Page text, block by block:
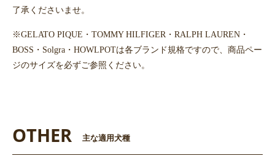
了承くださいませ。
※GELATO PIQUE・TOMMY HILFIGER・RALPH LAUREN・
BOSS・Solgra・HOWLPOTは各ブランド規格ですので、商品ペー
ジのサイズを必ずご参照ください。
OTHER 主な適用犬種